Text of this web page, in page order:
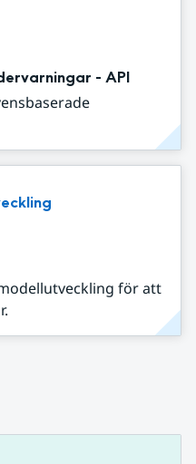
- API
för att